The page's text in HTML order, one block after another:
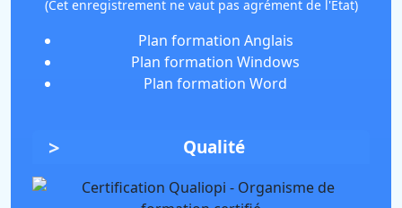
(Cet enregistrement ne vaut pas agrément de l'État)
Plan formation Anglais
Plan formation Windows
Plan formation Word
Qualité